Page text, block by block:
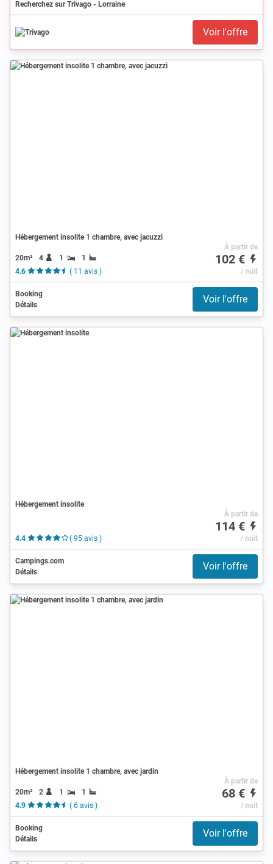
Recherchez sur Trivago - Lorraine
Voir l'offre
Hébergement insolite 1 chambre, avec jacuzzi
20m² 4 1
1
4.6
( 11 avis )
À partir de
102 €
/ nuit
Booking
Détails
Voir l'offre
Hébergement insolite
4.4 ( 95 avis )
À partir de
114 €
/ nuit
Campings.com
Détails
Voir l'offre
Hébergement insolite 1 chambre, avec jardin
20m² 2 1
1
4.9
( 6 avis )
À partir de
68 €
/ nuit
Booking
Détails
Voir l'offre